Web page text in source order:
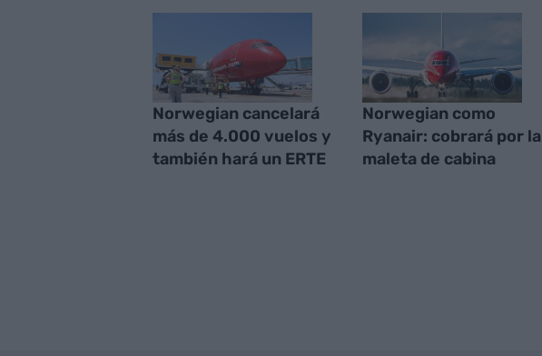
Norwegian cancelará
más de 4.000 vuelos y
también hará un ERTE
Norwegian como
Ryanair: cobrará por la
maleta de cabina